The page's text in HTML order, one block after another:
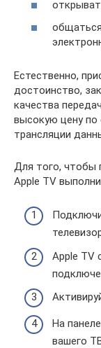
Естественно,
достоинство,
качества
высокую цену по
трансляции
Для того, чтобы
Apple TV
Apple TV
На
вашего